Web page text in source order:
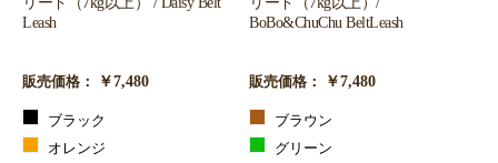
Leash
販売価格： ￥7,480
ブラック
オレンジ
BoBo&ChuChu BeltLeash
販売価格： ￥7,480
ブラウン
グリーン